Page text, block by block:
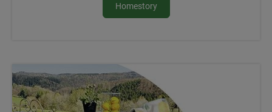
Homestory